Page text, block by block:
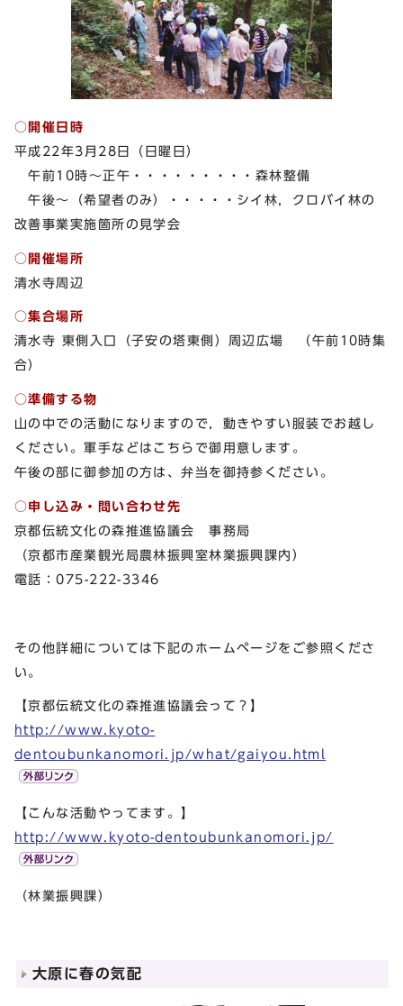
○開催日時
平成22年3月28日（日曜日）
午前10時～正午・・・・・・・・・森林整備
午後～（希望者のみ）・・・・・シイ林，クロバイ林の
改善事業実施箇所の見学会
○開催場所
清水寺周辺
○集合場所
清水寺 東側入口（子安の塔東側）周辺広場 （午前10時集
合）
○準備する物
山の中での活動になりますので，動きやすい服装でお越し
ください。軍手などはこちらで御用意します。
午後の部に御参加の方は、弁当を御持参ください。
○申し込み・問い合わせ先
京都伝統文化の森推進協議会 事務局
（京都市産業観光局農林振興室林業振興課内）
電話：075-222-3346
その他詳細については下記のホームページをご参照くださ
い。
【京都伝統文化の森推進協議会って？】
http://www.kyoto-
dentoubunkanomori.jp/what/gaiyou.html
【こんな活動やってます。】
http://www.kyoto-dentoubunkanomori.jp/
（林業振興課）
大原に春の気配